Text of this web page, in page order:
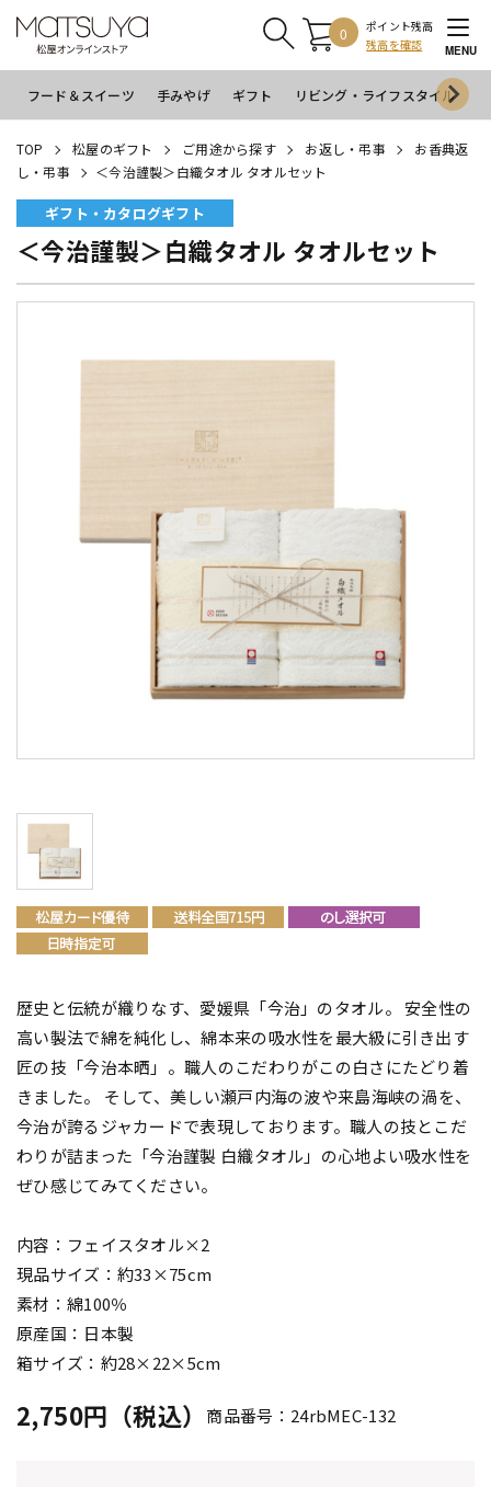
0
ポイント残高
残高を確認
MENU
フード＆スイーツ 手みやげ ギフト リビング・ライフスタイル
TOP 松屋のギフト ご用途から探す お返し・弔事
お香典返
し・弔事
＜今治謹製＞白織タオル タオルセット
ギフト・カタログギフト
＜今治謹製＞白織タオル タオルセット
歴史と伝統が織りなす、愛媛県「今治」のタオル。 安全性の
高い製法で綿を純化し、綿本来の吸水性を最大級に引き出す
匠の技「今治本晒」。職人のこだわりがこの白さにたどり着
きました。 そして、美しい瀬戸内海の波や来島海峡の渦を、
今治が誇るジャカードで表現しております。職人の技とこだ
わりが詰まった「今治謹製 白織タオル」の心地よい吸水性を
ぜひ感じてみてください。
内容：フェイスタオル×2
現品サイズ：約33×75cm
素材：綿100％
原産国：日本製
箱サイズ：約28×22×5cm
2,750円（税込） 商品番号：24rbMEC-132